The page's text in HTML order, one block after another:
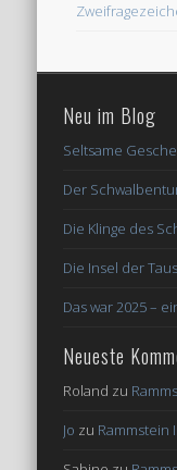
Neu im Blog
Seltsame
Der
Die Klinge des
Die Insel der
Das war 2025 –
Neueste
Roland zu
Jo zu Rammstein